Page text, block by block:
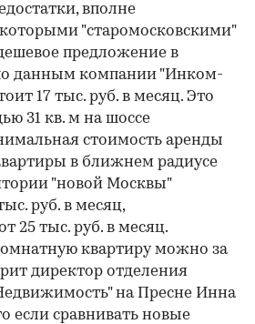
вполне
"старомосковскими"
предложение в
данным компании "Инком-
17 тыс. руб. в месяц. Это
31 кв. м на шоссе
стоимость аренды
в ближнем радиусе
"новой Москвы"
руб. в месяц,
25 тыс. руб. в месяц.
квартиру можно за
директор отделения
на Пресне Инна
если сравнивать новые